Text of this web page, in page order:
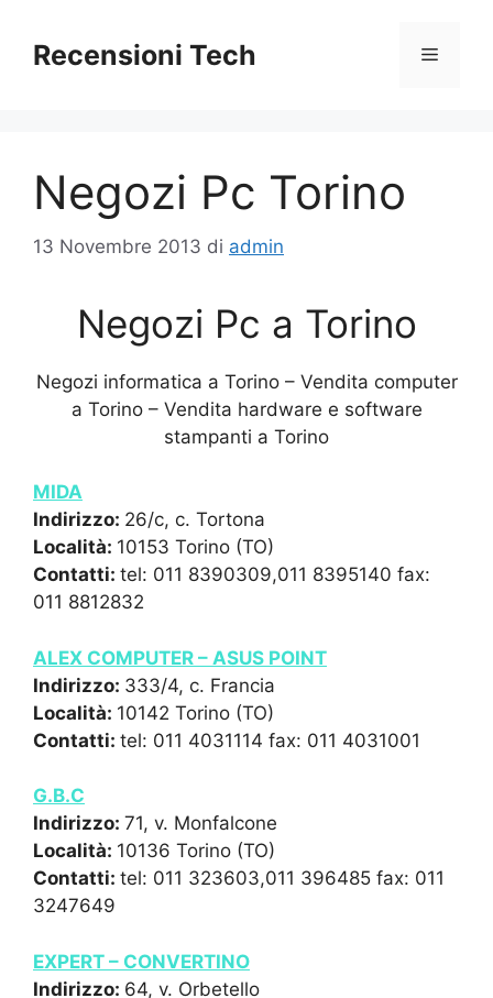
contenuto
Recensioni Tech Menu
Negozi Pc Torino
13 Novembre 2013 di admin
Negozi Pc a Torino
Negozi informatica a Torino – Vendita computer
a Torino – Vendita hardware e software
stampanti a Torino
MIDA
Indirizzo: 26/c, c. Tortona
Località: 10153 Torino (TO)
Contatti: tel: 011 8390309,011 8395140 fax:
011 8812832
ALEX COMPUTER – ASUS POINT
Indirizzo: 333/4, c. Francia
Località: 10142 Torino (TO)
Contatti: tel: 011 4031114 fax: 011 4031001
G.B.C
Indirizzo: 71, v. Monfalcone
Località: 10136 Torino (TO)
Contatti: tel: 011 323603,011 396485 fax: 011
3247649
EXPERT – CONVERTINO
Indirizzo: 64, v. Orbetello